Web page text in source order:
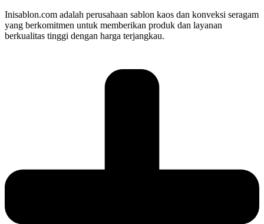
Inisablon.com adalah perusahaan sablon kaos dan konveksi seragam
yang berkomitmen untuk memberikan produk dan layanan
berkualitas tinggi dengan harga terjangkau.